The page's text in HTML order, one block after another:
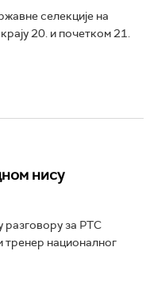
селекције на
20. и почетком 21.
нису
разговору за РТС
тренер националног